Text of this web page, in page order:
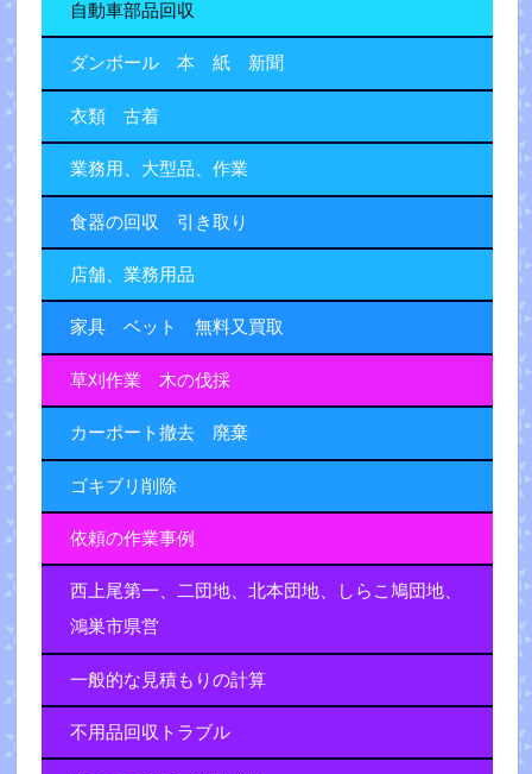
自動車部品回収
ダンボール 本 紙 新聞
衣類 古着
業務用、大型品、作業
食器の回収 引き取り
店舗、業務用品
家具 ベット 無料又買取
草刈作業 木の伐採
カーポート撤去 廃棄
ゴキブリ削除
依頼の作業事例
西上尾第一、二団地、北本団地、しらこ鳩団地、
鴻巣市県営
一般的な見積もりの計算
不用品回収トラブル